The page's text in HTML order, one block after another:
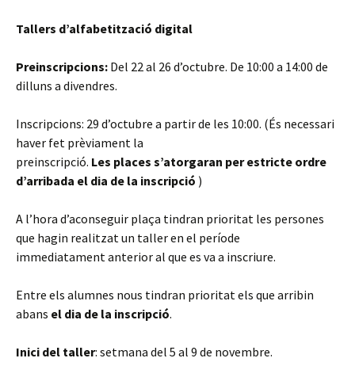
Tallers d’alfabetització digital
Preinscripcions: Del 22 al 26 d’octubre. De 10:00 a 14:00 de
dilluns a divendres.
Inscripcions: 29 d’octubre a partir de les 10:00. (És necessari
haver fet prèviament la
preinscripció. Les places s’atorgaran per estricte ordre
d’arribada el dia de la inscripció )
A l’hora d’aconseguir plaça tindran prioritat les persones
que hagin realitzat un taller en el període
immediatament anterior al que es va a inscriure.
Entre els alumnes nous tindran prioritat els que arribin
abans el dia de la inscripció.
Inici del taller: setmana del 5 al 9 de novembre.